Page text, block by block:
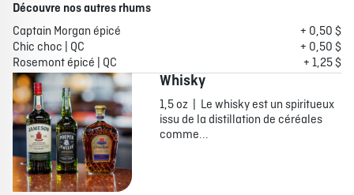
Découvre nos autres rhums
Captain Morgan épicé
+ 0,50 $
Chic choc | QC
+ 0,50 $
Rosemont épicé | QC
+ 1,25 $
Whisky
1,5 oz | Le whisky est un spiritueux
issu de la distillation de céréales
comme...